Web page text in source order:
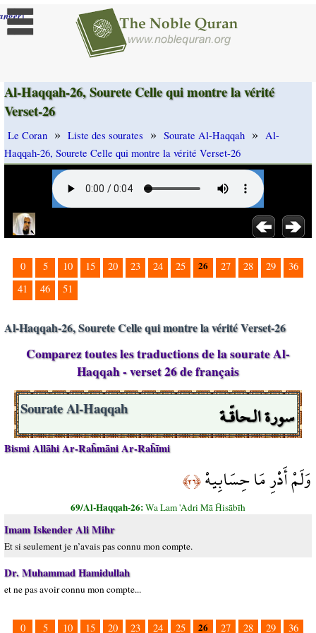
]
Al-Haqqah-26, Sourete Celle qui montre la vérité
Verset-26
Le Coran » Liste des sourates » Sourate Al-Haqqah » Al-
Haqqah-26, Sourete Celle qui montre la vérité Verset-26
0 5 10 15 20 23 24 25 26 27 28 29
36
41
46 51
Al-Haqqah-26, Sourete Celle qui montre la vérité Verset-26
Comparez toutes les traductions de la sourate Al-
Haqqah - verset 26 de français
سورة الـحاقّـة Sourate Al-Haqqah
Bismi Allāhi Ar-Raĥmāni Ar-Raĥīmi
وَلَمْ أَدْرِ مَا حِسَابِيهْ﴿٢٦﴾
69/Al-Haqqah-26:Wa Lam 'Adri Mā Ĥisābīh
Imam Iskender Ali Mihr
Et si seulement je n’avais pas connu mon compte.
Dr. Muhammad Hamidullah
et ne pas avoir connu mon compte...
0 5 10 15 20 23 24 25 26 27 28 29 36